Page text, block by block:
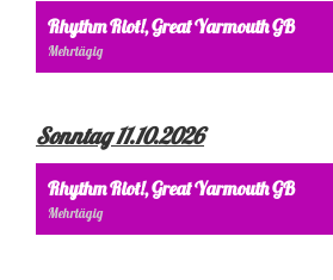
Rhythm Riot!, Great Yarmouth GB
Mehrtägig
Sonntag 11.10.2026
Rhythm Riot!, Great Yarmouth GB
Mehrtägig